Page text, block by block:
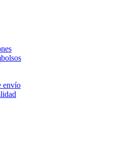
envío